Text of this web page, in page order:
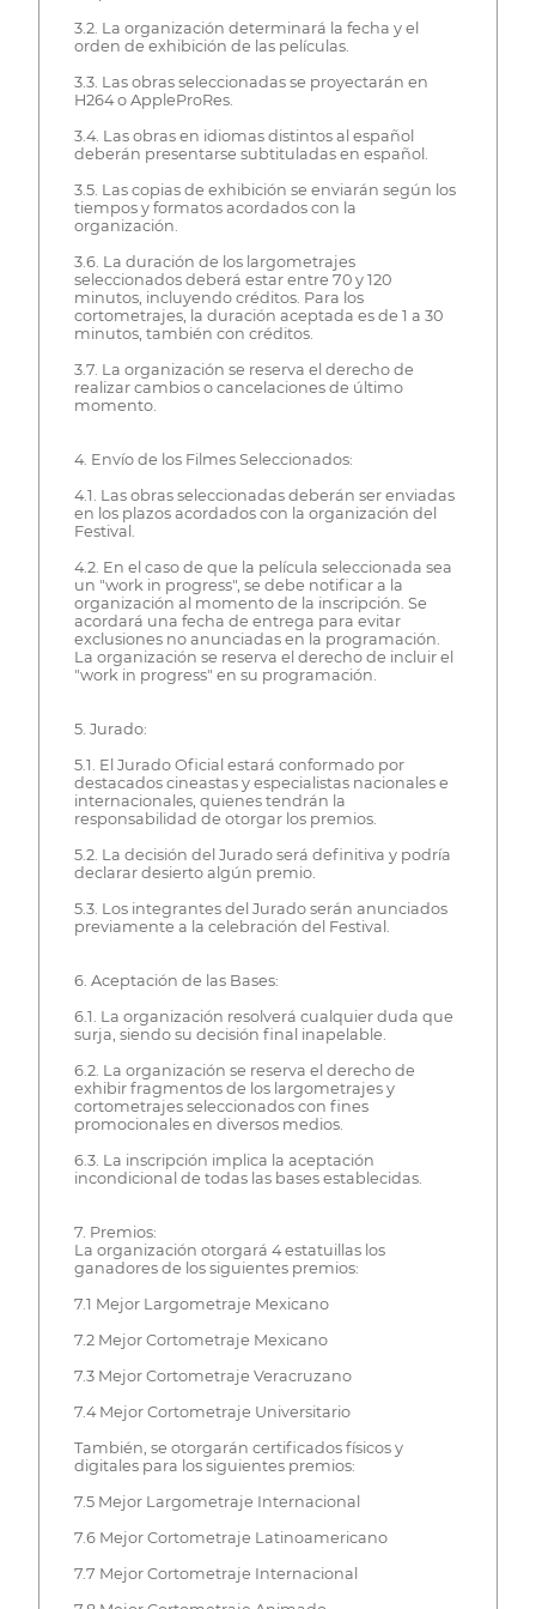
3.2. La organización determinará la fecha y el
orden de exhibición de las películas.
3.3. Las obras seleccionadas se proyectarán en
H264 o AppleProRes.
3.4. Las obras en idiomas distintos al español
deberán presentarse subtituladas en español.
3.5. Las copias de exhibición se enviarán según los
tiempos y formatos acordados con la
organización.
3.6. La duración de los largometrajes
seleccionados deberá estar entre 70 y 120
minutos, incluyendo créditos. Para los
cortometrajes, la duración aceptada es de 1 a 30
minutos, también con créditos.
3.7. La organización se reserva el derecho de
realizar cambios o cancelaciones de último
momento.
4. Envío de los Filmes Seleccionados:
4.1. Las obras seleccionadas deberán ser enviadas
en los plazos acordados con la organización del
Festival.
4.2. En el caso de que la película seleccionada sea
un "work in progress", se debe notificar a la
organización al momento de la inscripción. Se
acordará una fecha de entrega para evitar
exclusiones no anunciadas en la programación.
La organización se reserva el derecho de incluir el
"work in progress" en su programación.
5. Jurado:
5.1. El Jurado Oficial estará conformado por
destacados cineastas y especialistas nacionales e
internacionales, quienes tendrán la
responsabilidad de otorgar los premios.
5.2. La decisión del Jurado será definitiva y podría
declarar desierto algún premio.
5.3. Los integrantes del Jurado serán anunciados
previamente a la celebración del Festival.
6. Aceptación de las Bases:
6.1. La organización resolverá cualquier duda que
surja, siendo su decisión final inapelable.
6.2. La organización se reserva el derecho de
exhibir fragmentos de los largometrajes y
cortometrajes seleccionados con fines
promocionales en diversos medios.
6.3. La inscripción implica la aceptación
incondicional de todas las bases establecidas.
7. Premios:
La organización otorgará 4 estatuillas los
ganadores de los siguientes premios:
7.1 Mejor Largometraje Mexicano
7.2 Mejor Cortometraje Mexicano
7.3 Mejor Cortometraje Veracruzano
7.4 Mejor Cortometraje Universitario
También, se otorgarán certificados físicos y
digitales para los siguientes premios:
7.5 Mejor Largometraje Internacional
7.6 Mejor Cortometraje Latinoamericano
7.7 Mejor Cortometraje Internacional